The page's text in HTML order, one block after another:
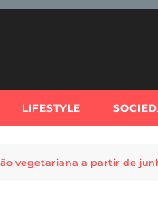
LIFESTYLE
vegetariana a partir de